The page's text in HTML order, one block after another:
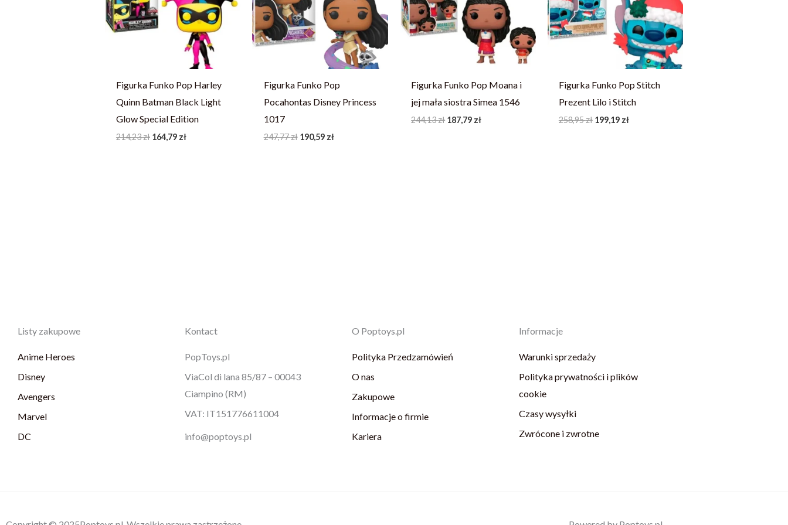
Figurka Funko Pop Harley
Quinn Batman Black Light
Glow Special Edition
214,23zł
214,23 zł.
164,79 zł
164,79 zł.
Figurka Funko Pop
Pocahontas Disney Princess
1017
247,77zł
247,77 zł.
190,59 zł
190,59 zł.
Figurka Funko Pop Moana i
jej mała siostra Simea 1546
244,13zł
244,13 zł.
187,79 zł
187,79 zł.
Figurka Funko Pop Stitch
Prezent Lilo i Stitch
258,95zł
258,95 zł.
199,19 zł
199,19 zł.
Listy zakupowe
Anime Heroes
Disney
Avengers
Marvel
DC
Kontact
PopToys.pl
ViaCol di lana 85/87 – 00043
Ciampino (RM)
VAT: IT151776611004
info@poptoys.pl
O Poptoys.pl
Polityka Przedzamówień
O nas
Zakupowe
Informacje o firmie
Kariera
Informacje
Warunki sprzedaży
Polityka prywatności i plików
cookie
Czasy wysyłki
Zwrócone i zwrotne